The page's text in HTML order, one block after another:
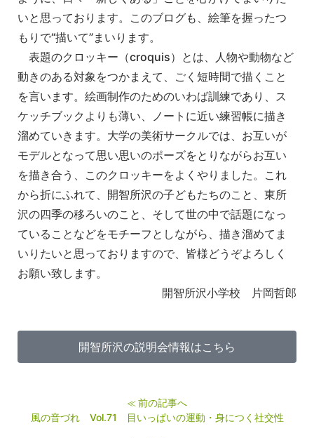
いと思っております。このブログも、絵筆を握ったつ
もりで“描いて”まいります。
表題のクロッキー（croquis）とは、人物や動物など
動きのある対象をつかまえて、ごく短時間で描くこと
を言います。絵画制作のためのいわば訓練であり、ス
ケッチブックよりも薄い、ノートに近い練習帳に描き
溜めていきます。大学の美術サークルでは、お互いが
モデルとなって思い思いのポーズをとりながらお互い
を描き合う、このクロッキーをよくやりました。これ
から折にふれて、開智所沢の子どもたちのこと、東所
沢の四季の移ろいのこと、そして世の中で話題になっ
ていることなどをモチーフとしながら、描き溜めてま
いりたいと思っておりますので、皆様どうぞよろしく
お願い致します。
開智所沢小学校 片岡哲郎
開智所沢の説明会情報はこちら
≪前の記事へ
風の音づれ Vol.71 目いっぱいの運動・身につく社交性